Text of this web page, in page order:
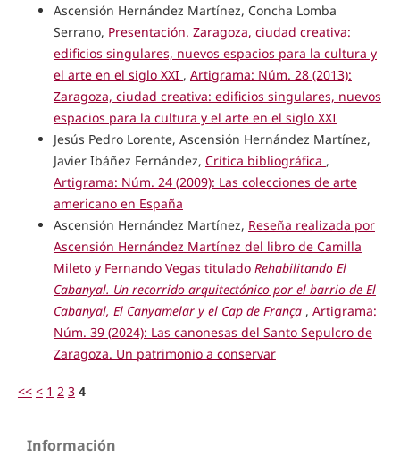
Ascensión Hernández Martínez, Concha Lomba
Serrano, Presentación. Zaragoza, ciudad creativa:
edificios singulares, nuevos espacios para la cultura y
el arte en el siglo XXI , Artigrama: Núm. 28 (2013):
Zaragoza, ciudad creativa: edificios singulares, nuevos
espacios para la cultura y el arte en el siglo XXI
Jesús Pedro Lorente, Ascensión Hernández Martínez,
Javier Ibáñez Fernández, Crítica bibliográfica ,
Artigrama: Núm. 24 (2009): Las colecciones de arte
americano en España
Ascensión Hernández Martínez, Reseña realizada por
Ascensión Hernández Martínez del libro de Camilla
Mileto y Fernando Vegas titulado Rehabilitando El
Cabanyal. Un recorrido arquitectónico por el barrio de El
Cabanyal, El Canyamelar y el Cap de França , Artigrama:
Núm. 39 (2024): Las canonesas del Santo Sepulcro de
Zaragoza. Un patrimonio a conservar
<< < 1 2 3 4
Información